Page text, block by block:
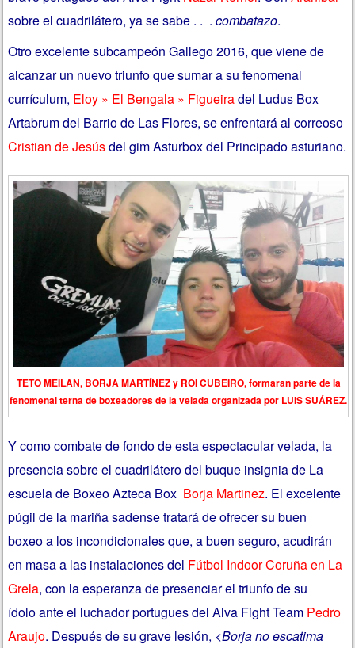
sobre el cuadrilátero, ya se sabe . . . combatazo.
Otro excelente subcampeón Gallego 2016, que viene de
alcanzar un nuevo triunfo que sumar a su fenomenal
currículum, Eloy » El Bengala » Figueiradel Ludus Box
Artabrum del Barrio de Las Flores, se enfrentará al correoso
Cristian de Jesúsdel gim Asturbox del Principado asturiano.
TETO MEILAN, BORJA MARTÍNEZ y ROI CUBEIRO, formaran parte de la
fenomenal terna de boxeadores de la velada organizada por LUIS SUÁREZ.
Y como combate de fondo de esta espectacular velada, la
presencia sobre el cuadrilátero del buque insignia de La
escuela de Boxeo Azteca Box Borja Martinez. El excelente
púgil de la mariña sadense tratará de ofrecer su buen
boxeo a los incondicionales que, a buen seguro, acudirán
en masa a las instalaciones del Fútbol Indoor Coruña en La
Grela, con la esperanza de presenciar el triunfo de su
ídolo ante el luchador portugues del Alva Fight Team Pedro
Araujo. Después de su grave lesión, <Borja no escatima